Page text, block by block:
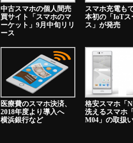
中古スマホの個人間売
買サイト「スマホのマ
ーケット」9月中旬リリ
ース
スマホ充電も
本初の「IoTス
ス」が発売
医療費のスマホ決済、
2018年度より導入へ
横浜銀行など
格安スマホ
洗えるスマホ
M04」の取扱